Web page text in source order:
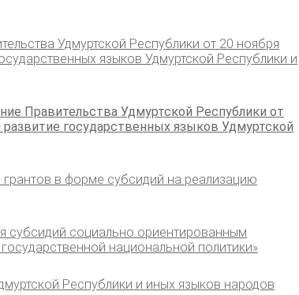
Удмуртской Республики от 20 ноября
языков Удмуртской Республики и
Правительства Удмуртской Республики от
государственных языков Удмуртской
в форме субсидий на реализацию
субсидий социально ориентированным
национальной политики»
Республики и иных языков народов